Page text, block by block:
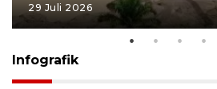
29 Juli 2026
Infografik